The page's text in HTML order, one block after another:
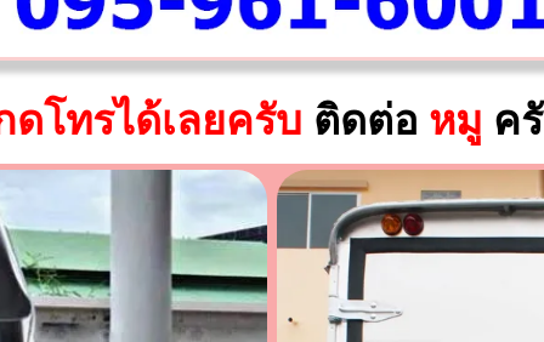
ดโทรได้เลยครับ ติดต่อ หมู ค